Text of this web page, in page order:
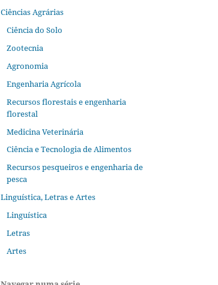
Ciências Agrárias
Ciência do Solo
Zootecnia
Agronomia
Engenharia Agrícola
Recursos florestais e engenharia
florestal
Medicina Veterinária
Ciência e Tecnologia de Alimentos
Recursos pesqueiros e engenharia de
pesca
Linguística, Letras e Artes
Linguística
Letras
Artes